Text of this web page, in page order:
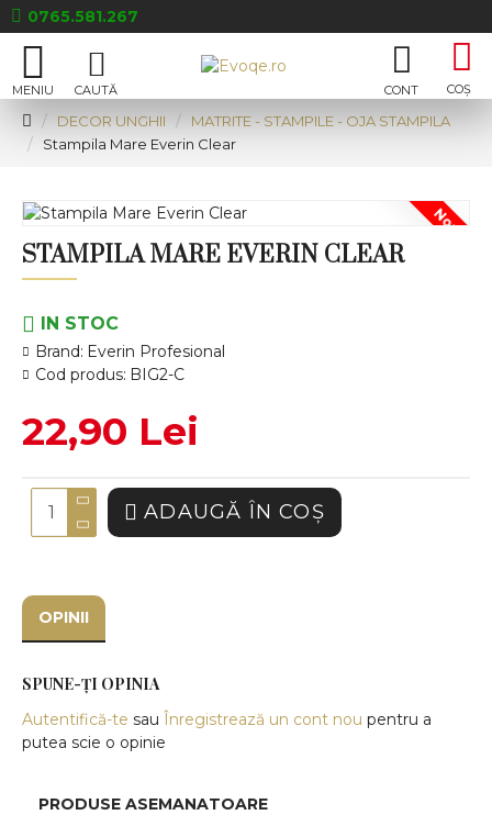
0765.581.267
DECOR UNGHII
MATRITE - STAMPILE - OJA STAMPILA
Stampila Mare Everin Clear
Nou
STAMPILA MARE EVERIN CLEAR
IN STOC
Brand: Everin Profesional
Cod produs: BIG2-C
22,90 Lei
ADAUGĂ ÎN COŞ
OPINII
SPUNE-ŢI OPINIA
Autentifică-te sau Înregistrează un cont nou pentru a
putea scie o opinie
PRODUSE ASEMANATOARE